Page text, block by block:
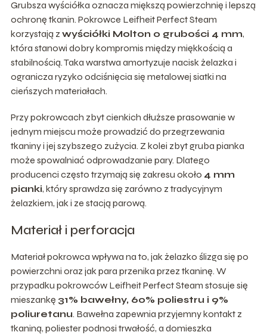
Grubsza wyściółka oznacza miększą powierzchnię i lepszą
ochronę tkanin. Pokrowce Leifheit Perfect Steam
korzystają z wyściółki Molton o grubości 4 mm,
która stanowi dobry kompromis między miękkością a
stabilnością. Taka warstwa amortyzuje nacisk żelazka i
ogranicza ryzyko odciśnięcia się metalowej siatki na
cieńszych materiałach.
Przy pokrowcach zbyt cienkich dłuższe prasowanie w
jednym miejscu może prowadzić do przegrzewania
tkaniny i jej szybszego zużycia. Z kolei zbyt gruba pianka
może spowalniać odprowadzanie pary. Dlatego
producenci często trzymają się zakresu około 4 mm
pianki, który sprawdza się zarówno z tradycyjnym
żelazkiem, jak i ze stacją parową.
Materiał i perforacja
Materiał pokrowca wpływa na to, jak żelazko ślizga się po
powierzchni oraz jak para przenika przez tkaninę. W
przypadku pokrowców Leifheit Perfect Steam stosuje się
mieszankę 31% bawełny, 60% poliestru i 9%
poliuretanu. Bawełna zapewnia przyjemny kontakt z
tkaniną, poliester podnosi trwałość, a domieszka